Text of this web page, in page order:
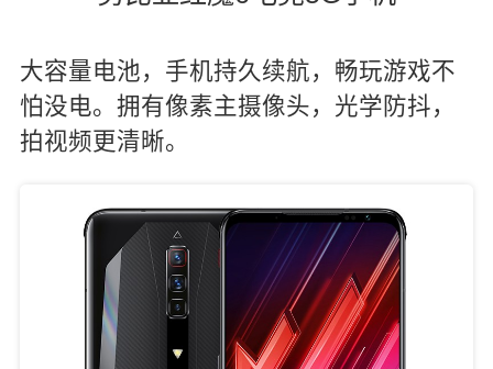
大容量电池，手机持久续航，畅玩游戏不
怕没电。拥有像素主摄像头，光学防抖，
拍视频更清晰。